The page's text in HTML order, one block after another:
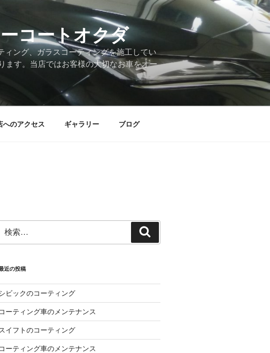
コートオクダ
ィング、ガラスコーティングを施工してい
ます。当店ではお客様の大切なお車をオー
へのアクセス ギャラリー ブログ
索:
索
近の投稿
ビックのコーティング
コーティング車のメンテナンス
スイフトのコーティング
コーティング車のメンテナンス